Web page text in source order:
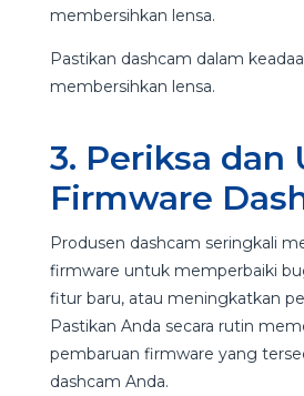
membersihkan lensa.
Pastikan dashcam dalam
membersihkan lensa.
3. Periksa dan
Firmware
Produsen dashcam seringkali
firmware untuk memperbaiki
fitur baru, atau meningkatkan
Pastikan Anda secara rutin
pembaruan firmware yang
dashcam Anda.